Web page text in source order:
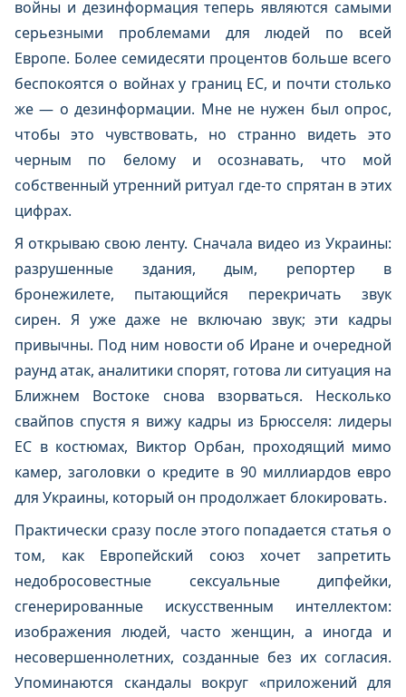
войны и дезинформация теперь являются самыми
серьезными проблемами для людей по всей
Европе. Более семидесяти процентов больше всего
беспокоятся о войнах у границ ЕС, и почти столько
же — о дезинформации. Мне не нужен был опрос,
чтобы это чувствовать, но странно видеть это
черным по белому и осознавать, что мой
собственный утренний ритуал где-то спрятан в этих
цифрах.
Я открываю свою ленту. Сначала видео из Украины:
разрушенные здания, дым, репортер в
бронежилете, пытающийся перекричать звук
сирен. Я уже даже не включаю звук; эти кадры
привычны. Под ним новости об Иране и очередной
раунд атак, аналитики спорят, готова ли ситуация на
Ближнем Востоке снова взорваться. Несколько
свайпов спустя я вижу кадры из Брюсселя: лидеры
ЕС в костюмах, Виктор Орбан, проходящий мимо
камер, заголовки о кредите в 90 миллиардов евро
для Украины, который он продолжает блокировать.
Практически сразу после этого попадается статья о
том, как Европейский союз хочет запретить
недобросовестные сексуальные дипфейки,
сгенерированные искусственным интеллектом:
изображения людей, часто женщин, а иногда и
несовершеннолетних, созданные без их согласия.
Упоминаются скандалы вокруг «приложений для